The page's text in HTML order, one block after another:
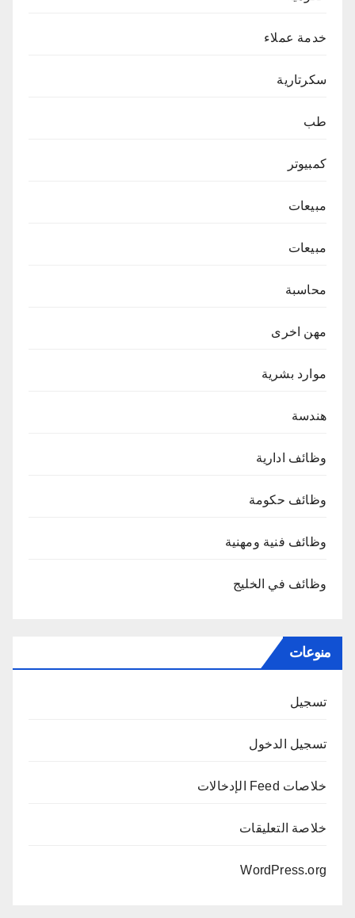
خدمة عملاء
سكرتارية
طب
كمبيوتر
مبيعات
مبيعات
محاسبة
مهن اخرى
موارد بشرية
هندسة
وظائف ادارية
وظائف حكومة
وظائف فنية ومهنية
وظائف في الخليج
منوعات
تسجيل
تسجيل الدخول
خلاصات Feed الإدخالات
خلاصة التعليقات
WordPress.org